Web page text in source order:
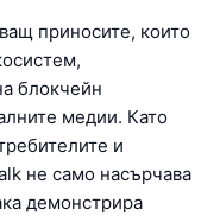
приносите, които
блокчейн
медии. Като
и
не само насърчава
демонстрира